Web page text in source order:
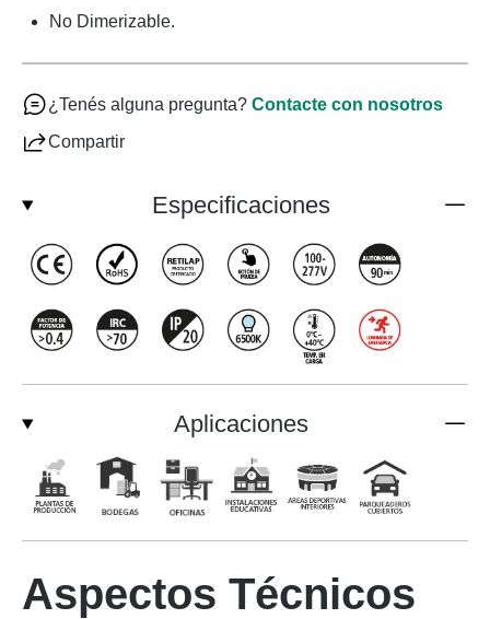
No Dimerizable.
¿Tenés alguna pregunta? Contacte con nosotros
Compartir
Especificaciones
Aplicaciones
Aspectos Técnicos